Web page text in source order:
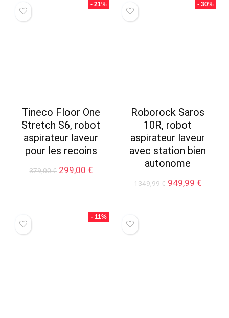
- 21%
Tineco Floor One
Stretch S6, robot
aspirateur laveur
pour les recoins
379,00€ Le
379,00 €.
299,00 €Le
299,00 €.
- 30%
Roborock Saros
10R, robot
aspirateur laveur
avec station bien
autonome
1349,99€ Le
949,99 €Le
- 11%